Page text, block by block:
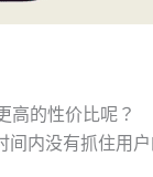
高的性价比呢？
内没有抓住用